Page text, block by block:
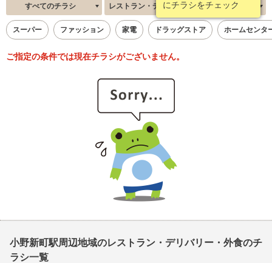
にチラシをチェック
すべてのチラシ レストラン・デリバリー・外食 新着順
スーパー ファッション 家電 ドラッグストア ホームセンタ
ご指定の条件では現在チラシがございません。
小野新町駅周辺地域のレストラン・デリバリー・外食のチ
ラシ一覧